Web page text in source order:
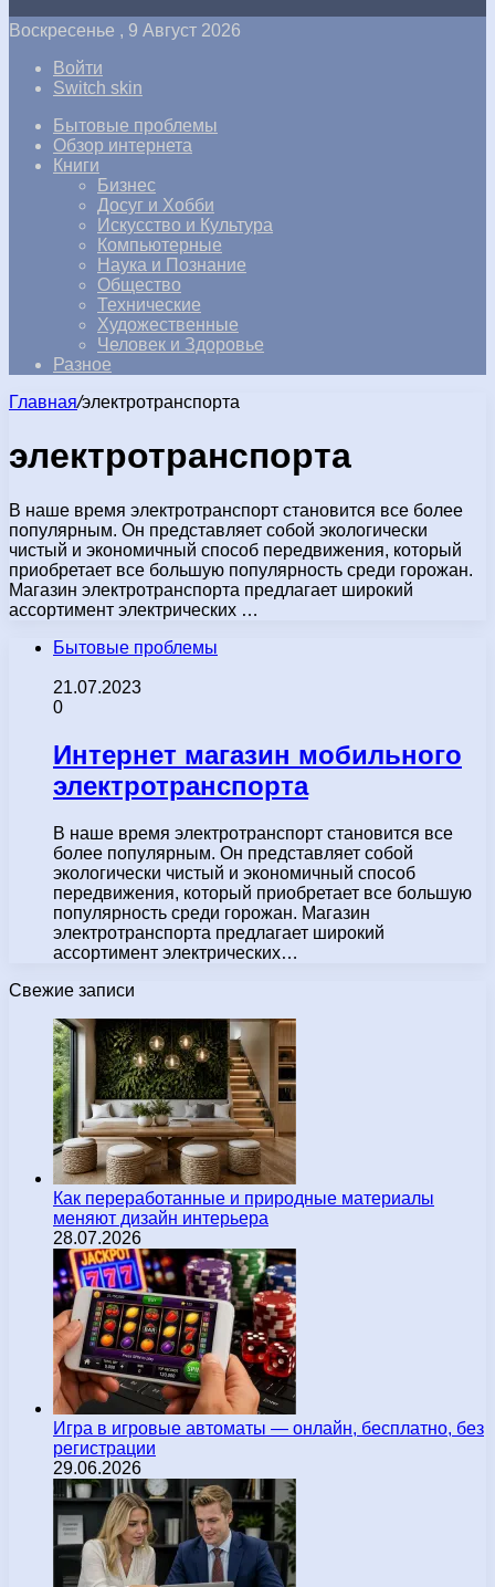
Воскресенье , 9 Август 2026
Войти
Switch skin
Бытовые проблемы
Обзор интернета
Книги
Бизнес
Досуг и Хобби
Искусство и Культура
Компьютерные
Наука и Познание
Общество
Технические
Художественные
Человек и Здоровье
Разное
Главная/электротранспорта
электротранспорта
В наше время электротранспорт становится все более
популярным. Он представляет собой экологически
чистый и экономичный способ передвижения, который
приобретает все большую популярность среди горожан.
Магазин электротранспорта предлагает широкий
ассортимент электрических …
Бытовые проблемы
21.07.2023
0
Интернет магазин мобильного
электротранспорта
В наше время электротранспорт становится все
более популярным. Он представляет собой
экологически чистый и экономичный способ
передвижения, который приобретает все большую
популярность среди горожан. Магазин
электротранспорта предлагает широкий
ассортимент электрических…
Свежие записи
Как переработанные и природные материалы
меняют дизайн интерьера
28.07.2026
Игра в игровые автоматы — онлайн, бесплатно, без
регистрации
29.06.2026